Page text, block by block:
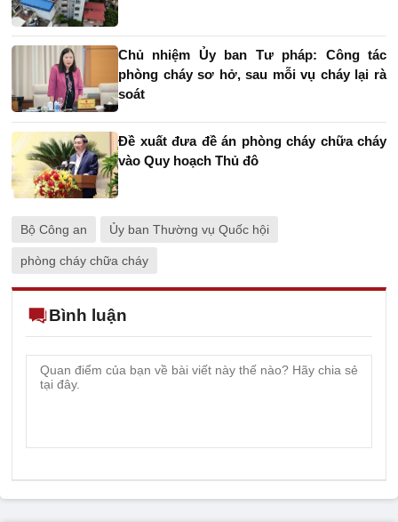
Chủ nhiệm Ủy ban Tư pháp: Công tác
phòng cháy sơ hở, sau mỗi vụ cháy lại rà
soát
Đề xuất đưa đề án phòng cháy chữa cháy
vào Quy hoạch Thủ đô
Bộ Công an Ủy ban Thường vụ Quốc hội
phòng cháy chữa cháy
Bình luận